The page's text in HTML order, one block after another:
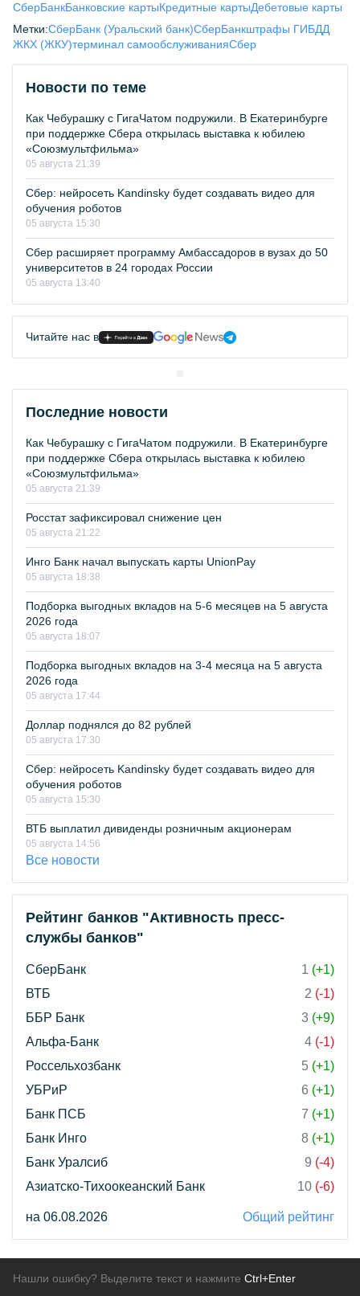
СберБанкБанковские картыКредитные картыДебетовые карты
Метки:СберБанк (Уральский банк)СберБанкштрафы ГИБДД
ЖКХ (ЖКУ)терминал самообслуживанияСбер
Новости по теме
Как Чебурашку с ГигаЧатом подружили. В Екатеринбурге
при поддержке Сбера открылась выставка к юбилею
«Союзмультфильма»
05 августа 21:39
Сбер: нейросеть Kandinsky будет создавать видео для
обучения роботов
05 августа 15:30
Сбер расширяет программу Амбассадоров в вузах до 50
университетов в 24 городах России
05 августа 13:40
Читайте нас в
Последние новости
Как Чебурашку с ГигаЧатом подружили. В Екатеринбурге
при поддержке Сбера открылась выставка к юбилею
«Союзмультфильма»
05 августа 21:39
Росстат зафиксировал снижение цен
05 августа 21:22
Инго Банк начал выпускать карты UnionPay
05 августа 18:38
Подборка выгодных вкладов на 5-6 месяцев на 5 августа
2026 года
05 августа 18:07
Подборка выгодных вкладов на 3-4 месяца на 5 августа
2026 года
05 августа 17:44
Доллар поднялся до 82 рублей
05 августа 17:30
Сбер: нейросеть Kandinsky будет создавать видео для
обучения роботов
05 августа 15:30
ВТБ выплатил дивиденды розничным акционерам
05 августа 14:56
Все новости
Рейтинг банков "Активность пресс-
службы банков"
СберБанк 1 (+1)
ВТБ
2 (-1)
ББР Банк
3 (+9)
Альфа-Банк
4 (-1)
Россельхозбанк
5 (+1)
УБРиР
6 (+1)
Банк ПСБ
7 (+1)
Банк Инго
8 (+1)
Банк Уралсиб
9 (-4)
Азиатско-Тихоокеанский Банк
10 (-6)
на 06.08.2026 Общий рейтинг
Нашли ошибку? Выделите текст и нажмите Ctrl+Enter